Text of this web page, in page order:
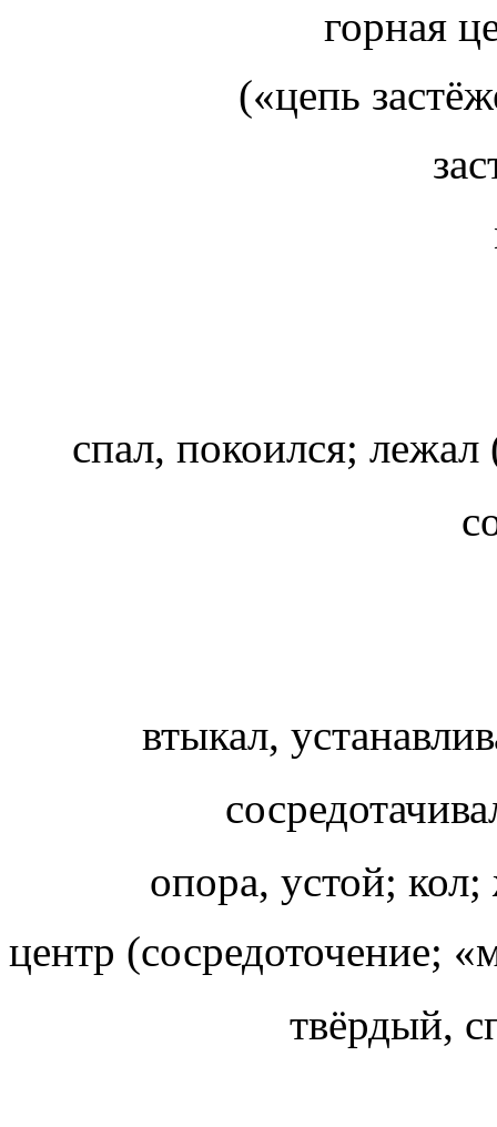
горная
(«цепь
спал, покоился;
втыкал,
опора, устой;
центр (сосредоточение;
твёрдый,